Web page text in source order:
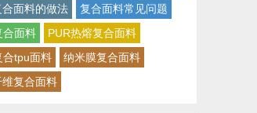
面料的做法
复合面料常见问题
合面料
PUR热熔复合面料
合tpu面料
纳米膜复合面料
复合面料